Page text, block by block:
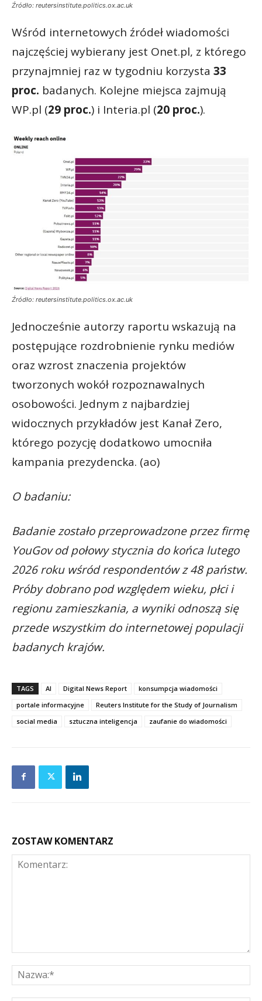
Źródło: reutersinstitute.politics.ox.ac.uk
Wśród internetowych źródeł wiadomości
najczęściej wybierany jest Onet.pl, z którego
przynajmniej raz w tygodniu korzysta 33
proc. badanych. Kolejne miejsca zajmują
WP.pl (29 proc.) i Interia.pl (20 proc.).
Źródło: reutersinstitute.politics.ox.ac.uk
Jednocześnie autorzy raportu wskazują na
postępujące rozdrobnienie rynku mediów
oraz wzrost znaczenia projektów
tworzonych wokół rozpoznawalnych
osobowości. Jednym z najbardziej
widocznych przykładów jest Kanał Zero,
którego pozycję dodatkowo umocniła
kampania prezydencka. (ao)
O badaniu:
Badanie zostało przeprowadzone przez firmę
YouGov od połowy stycznia do końca lutego
2026 roku wśród respondentów z 48 państw.
Próby dobrano pod względem wieku, płci i
regionu zamieszkania, a wyniki odnoszą się
przede wszystkim do internetowej populacji
badanych krajów.
TAGS AI Digital News Report
konsumpcja wiadomości
portale informacyjne
Reuters Institute for the Study of Journalism
social media
sztuczna inteligencja zaufanie do wiadomości
ZOSTAW KOMENTARZ